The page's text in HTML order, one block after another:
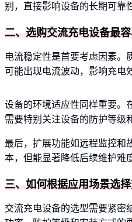
别，直接影响设备的长期可靠
二、选购交流充电设备最
电流稳定性是首要考虑因素。
可能出现电流波动，影响充电
设备的环境适应性同样重要。
需要特别关注设备的防护等级
最后，扩展功能如远程监控和
本，但能显著降低后续维护难
三、如何根据应用场景选择
交流充电设备的选型需要紧密